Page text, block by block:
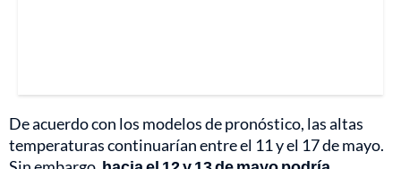
De acuerdo con los modelos de pronóstico, las altas
temperaturas continuarían entre el 11 y el 17 de mayo.